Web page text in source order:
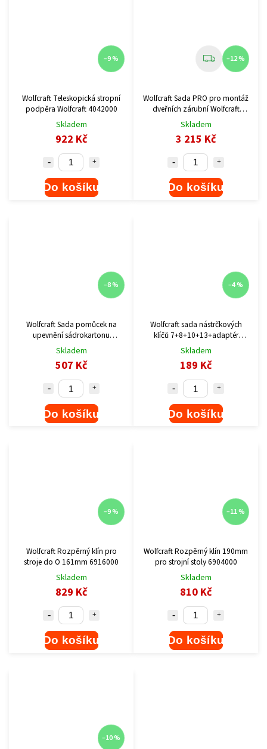
–9 %
Wolfcraft Teleskopická stropní
podpěra Wolfcraft 4042000
Skladem
922 Kč
Do košíku
–12 %
Wolfcraft Sada PRO pro montáž
dveřních zárubní Wolfcraft
3676000
Skladem
3 215 Kč
Do košíku
–8 %
Wolfcraft Sada pomůcek na
upevnění sádrokartonu
4040000
Skladem
507 Kč
Do košíku
–4 %
Wolfcraft sada nástrčkových
klíčů 7+8+10+13+adaptér
2413000
Skladem
189 Kč
Do košíku
–9 %
Wolfcraft Rozpěrný klín pro
stroje do O 161mm 6916000
Skladem
829 Kč
Do košíku
–11 %
Wolfcraft Rozpěrný klín 190mm
pro strojní stoly 6904000
Skladem
810 Kč
Do košíku
–10 %